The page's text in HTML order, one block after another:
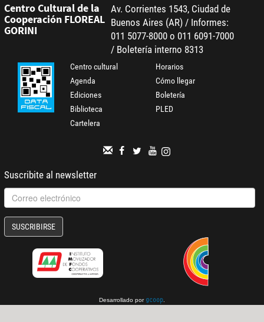
Centro Cultural de la
Cooperación FLOREAL
GORINI
Av. Corrientes 1543, Ciudad de
Buenos Aires (AR) / Informes:
011 5077-8000 o 011 6091-7000
/ Boletería interno 8313
Centro cultural
Agenda
Ediciones
Biblioteca
Cartelera
Horarios
Cómo llegar
Boletería
PLED
Suscribite al newsletter
SUSCRIBIRSE
Desarrollado por gcoop.